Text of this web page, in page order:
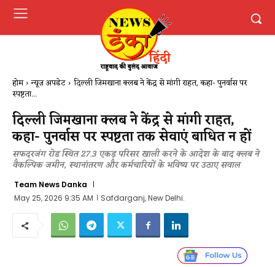
होम न्यूज़ अपडेट दिल्ली जिमखाना क्लब ने केंद्र से मांगी राहत, कहा- पुनर्वास पर
स्पष्टता...
दिल्ली जिमखाना क्लब ने केंद्र से मांगी राहत,
कहा- पुनर्वास पर स्पष्टता तक सेवाएं बाधित न हों
सफदरजंग रोड स्थित 27.3 एकड़ परिसर खाली करने के आदेश के बाद क्लब ने
वैकल्पिक जमीन, स्थानांतरण और कर्मचारियों के भविष्य पर उठाए सवाल
Team News Danka
May 25, 2026 9:35 AM
Safdarganj, New Delhi.